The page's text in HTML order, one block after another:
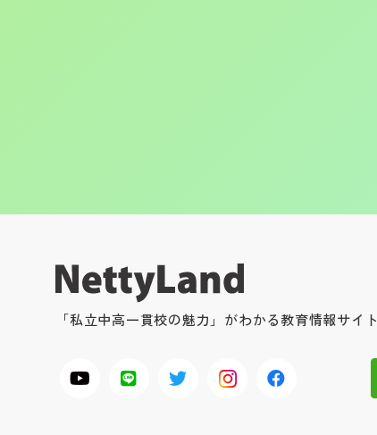
「私立中高一貫校の魅力」がわかる教育情報サイト